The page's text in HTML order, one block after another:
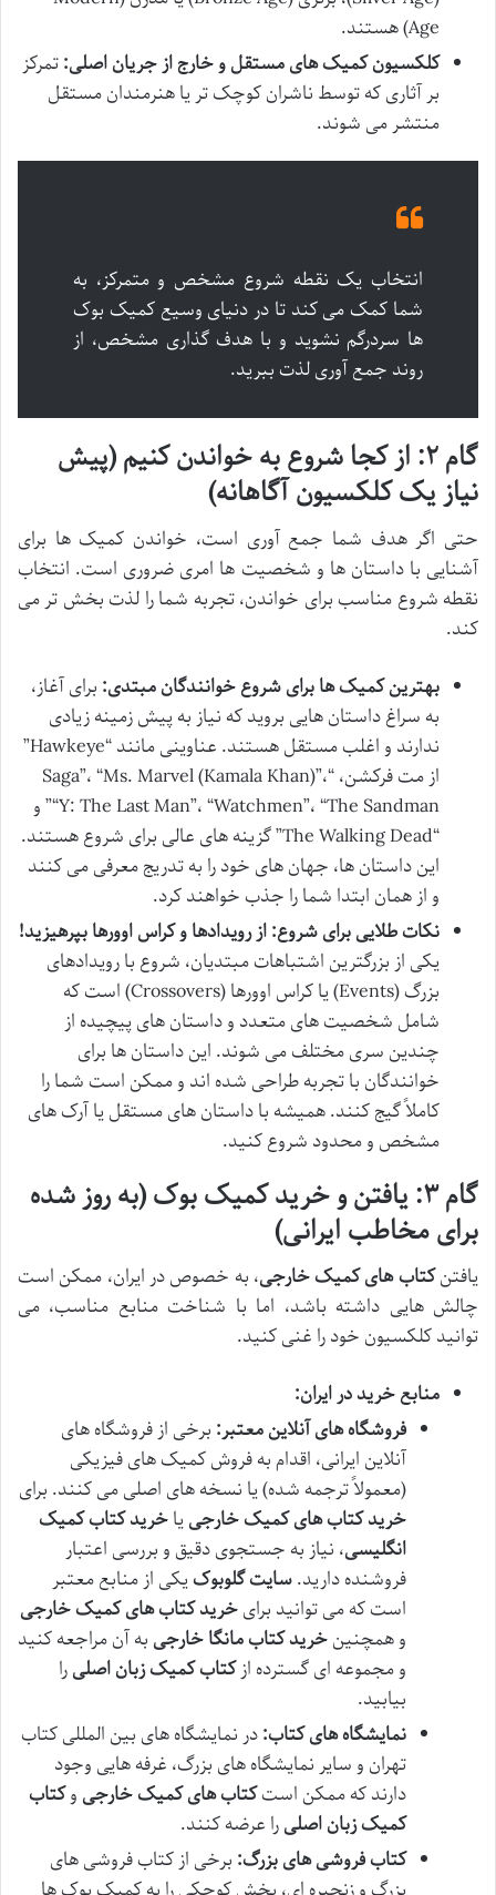
Age) هستند.
کلکسیون کمیک های مستقل و خارج از جریان اصلی:تمرکز
بر آثاری که توسط ناشران کوچک تر یا هنرمندان مستقل
منتشر می شوند.
انتخاب یک نقطه شروع مشخص و متمرکز، به
شما کمک می کند تا در دنیای وسیع کمیک بوک
ها سردرگم نشوید و با هدف گذاری مشخص، از
روند جمع آوری لذت ببرید.
گام ۲: از کجا شروع به خواندن کنیم (پیش
نیاز یک کلکسیون آگاهانه)
حتی اگر هدف شما جمع آوری است، خواندن کمیک ها برای
آشنایی با داستان ها و شخصیت ها امری ضروری است. انتخاب
نقطه شروع مناسب برای خواندن، تجربه شما را لذت بخش تر می
کند.
بهترین کمیک ها برای شروع خوانندگان مبتدی: برای آغاز،
به سراغ داستان هایی بروید که نیاز به پیش زمینه زیادی
ندارند و اغلب مستقل هستند. عناوینی مانند “Hawkeye”
از مت فرکشن، “Saga”، “Ms. Marvel (Kamala Khan)”،
“Y: The Last Man”، “Watchmen”، “The Sandman” و
“The Walking Dead” گزینه های عالی برای شروع هستند.
این داستان ها، جهان های خود را به تدریج معرفی می کنند
و از همان ابتدا شما را جذب خواهند کرد.
نکات طلایی برای شروع: از رویدادها و کراس اوورها بپرهیزید!
یکی از بزرگترین اشتباهات مبتدیان، شروع با رویدادهای
بزرگ (Events) یا کراس اوورها (Crossovers) است که
شامل شخصیت های متعدد و داستان های پیچیده از
چندین سری مختلف می شوند. این داستان ها برای
خوانندگان با تجربه طراحی شده اند و ممکن است شما را
کاملاً گیج کنند. همیشه با داستان های مستقل یا آرک های
مشخص و محدود شروع کنید.
گام ۳: یافتن و خرید کمیک بوک (به روز شده
برای مخاطب ایرانی)
یافتنکتاب های کمیک خارجی، به خصوص در ایران، ممکن است
چالش هایی داشته باشد، اما با شناخت منابع مناسب، می
توانید کلکسیون خود را غنی کنید.
منابع خرید در ایران:
فروشگاه های آنلاین معتبر: برخی از فروشگاه های
آنلاین ایرانی، اقدام به فروش کمیک های فیزیکی
(معمولاً ترجمه شده) یا نسخه های اصلی می کنند. برای
خرید کتاب های کمیک خارجییاخرید کتاب کمیک
انگلیسی، نیاز به جستجوی دقیق و بررسی اعتبار
فروشنده دارید.سایت گلوبوکیکی از منابع معتبر
است که می توانید برایخرید کتاب های کمیک خارجی
و همچنینخرید کتاب مانگا خارجی به آن مراجعه کنید
و مجموعه ای گسترده ازکتاب کمیک زبان اصلیرا
بیابید.
نمایشگاه های کتاب:در نمایشگاه های بین المللی کتاب
تهران و سایر نمایشگاه های بزرگ، غرفه هایی وجود
دارند که ممکن استکتاب های کمیک خارجی وکتاب
کمیک زبان اصلیرا عرضه کنند.
کتاب فروشی های بزرگ: برخی از کتاب فروشی های